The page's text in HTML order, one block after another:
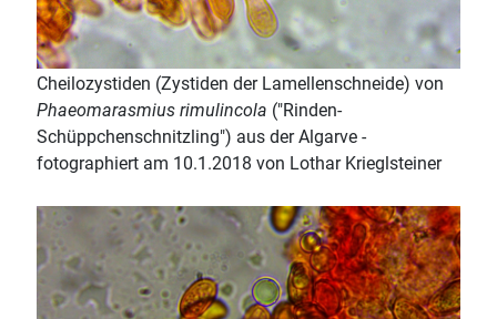
Cheilozystiden (Zystiden der Lamellenschneide) von
Phaeomarasmius rimulincola ("Rinden-
Schüppchenschnitzling") aus der Algarve -
fotographiert am 10.1.2018 von Lothar Krieglsteiner